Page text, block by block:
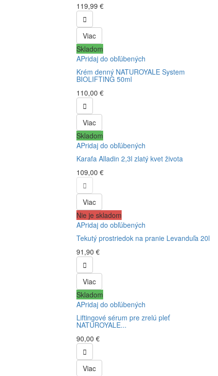
119,99 €

Viac
Skladom
APridaj do obľúbených
Krém denný NATUROYALE System
BIOLIFTING 50ml
110,00 €

Viac
Skladom
APridaj do obľúbených
Karafa Alladin 2,3l zlatý kvet života
109,00 €

Viac
Nie je skladom
APridaj do obľúbených
Tekutý prostriedok na pranie Levanduľa 20l
91,90 €

Viac
Skladom
APridaj do obľúbených
Liftingové sérum pre zrelú pleť
NATUROYALE...
90,00 €

Viac